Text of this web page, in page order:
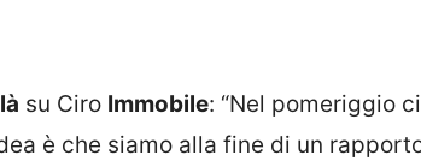
su Ciro Immobile: “Nel pomeriggio
è che siamo alla fine di un